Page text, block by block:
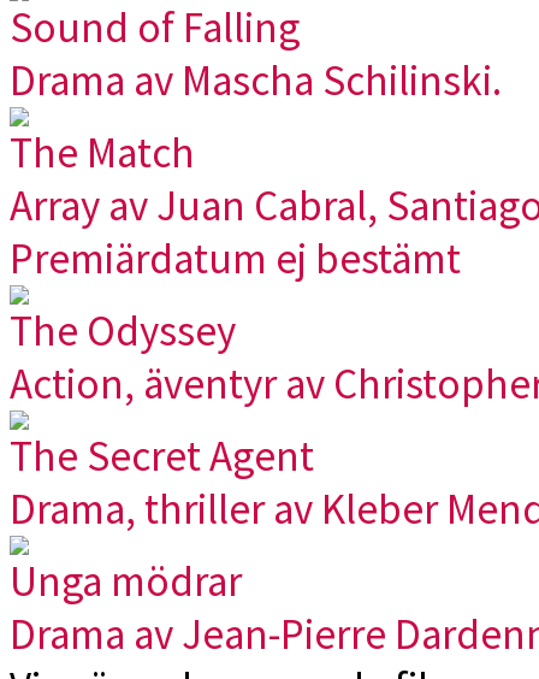
Sound of Falling
Drama av Mascha Schilinski.
The Match
Array av Juan Cabral,
Premiärdatum ej bestämt
The Odyssey
Action, äventyr av
The Secret Agent
Drama, thriller av Kleber
Unga mödrar
Drama av Jean-Pierre